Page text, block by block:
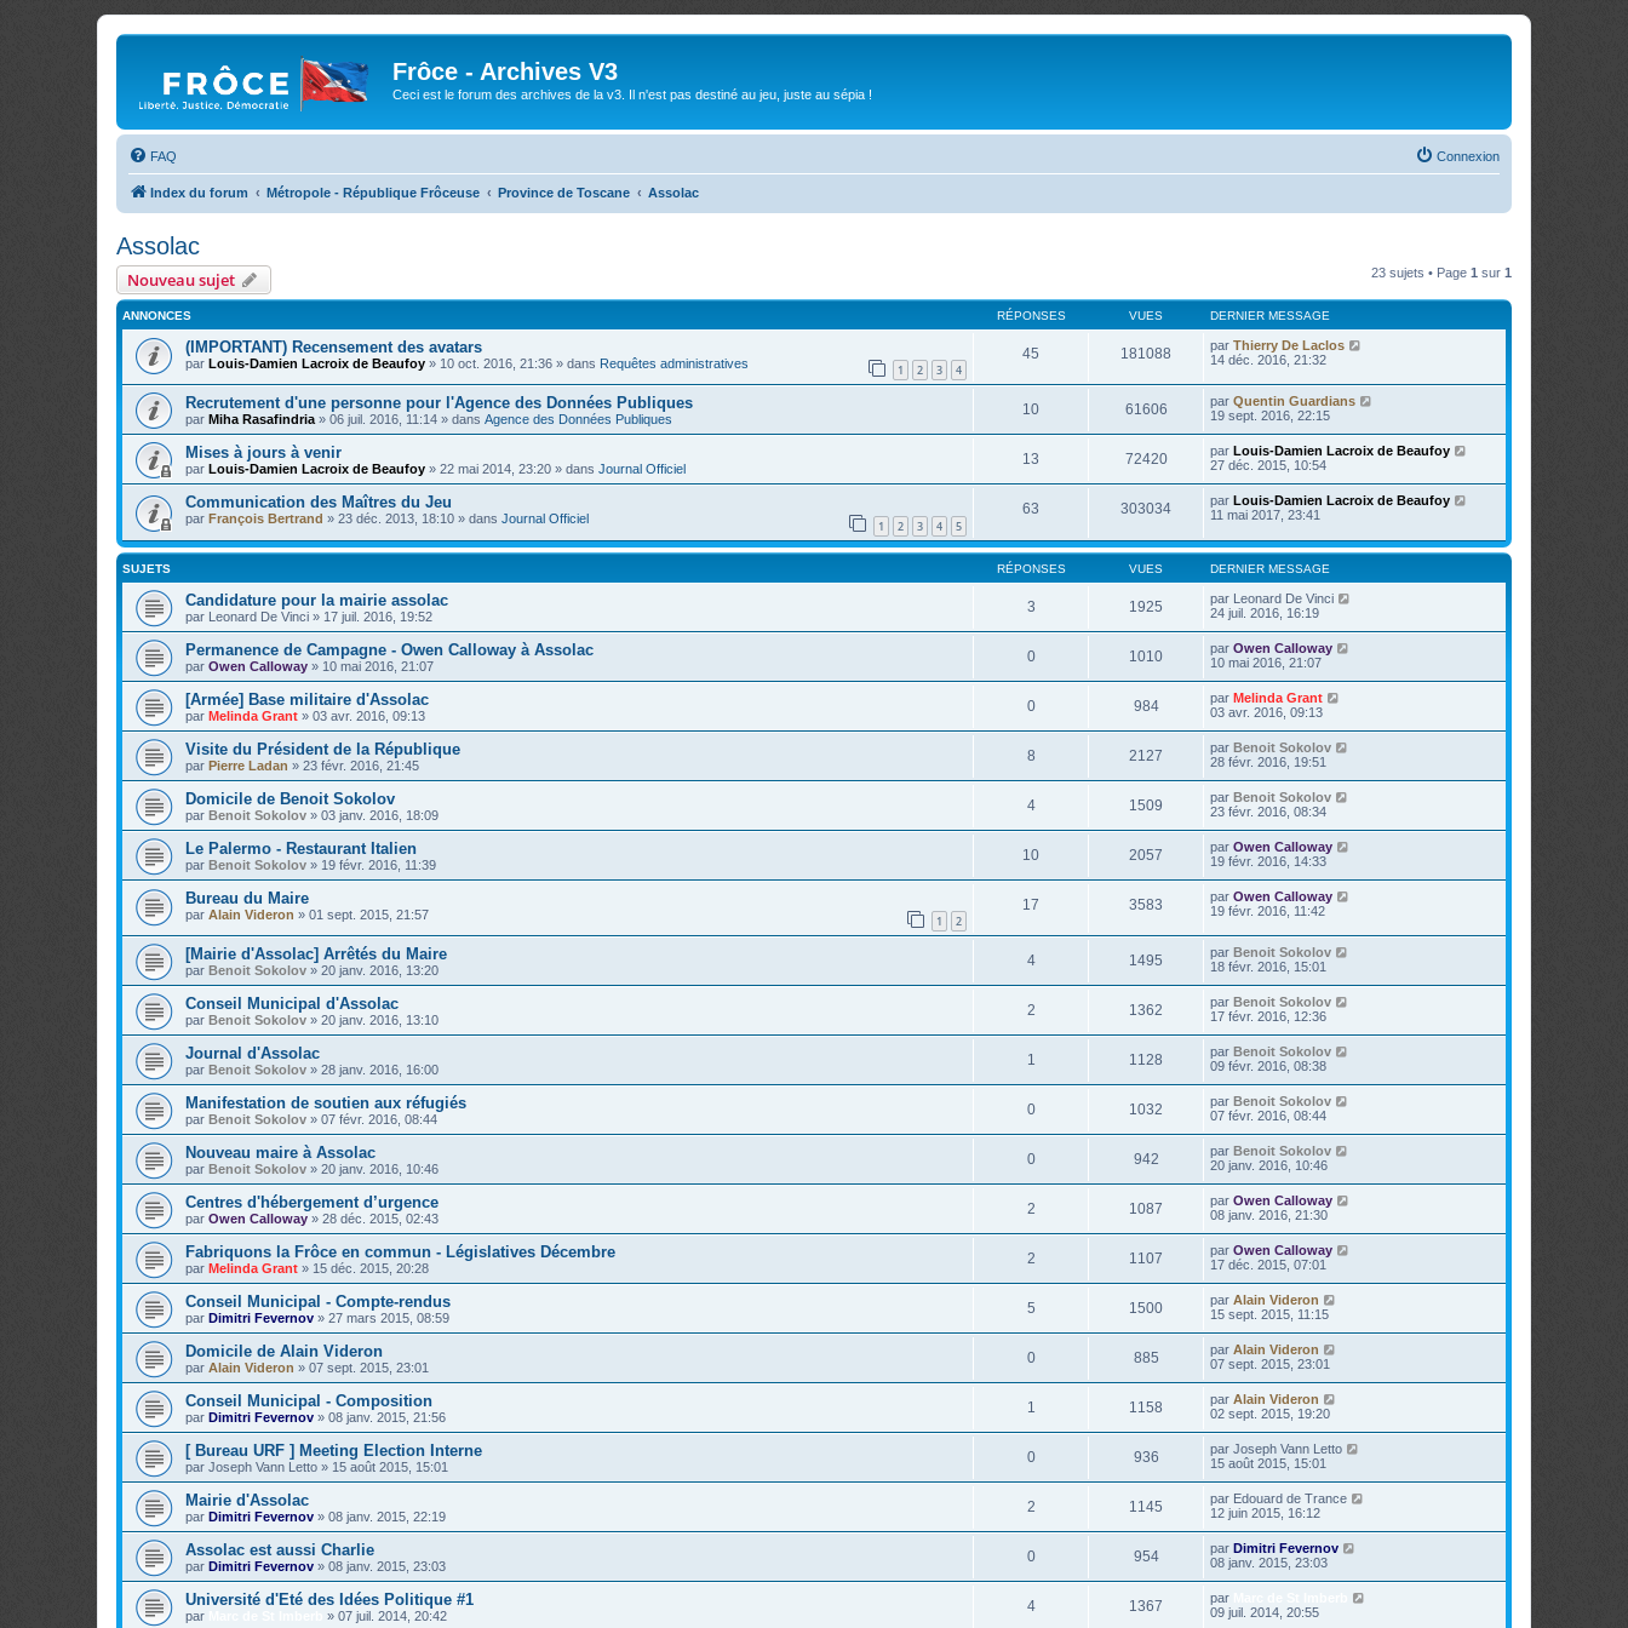
Frôce - Archives V3
Ceci est le forum des archives de la v3. Il n'est pas destiné au jeu, juste au sépia !
FAQ Connexion
Index du forum Métropole - République Frôceuse Province de Toscane Assolac
Assolac
Nouveau sujet 23 sujets • Page 1 sur 1
ANNONCES RÉPONSES VUES DERNIER MESSAGE
(IMPORTANT) Recensement des avatars
par Louis-Damien Lacroix de Beaufoy » 10 oct. 2016, 21:36 » dans Requêtes administratives 1 2 3 4
45 181088 par Thierry De Laclos
14 déc. 2016, 21:32
Recrutement d'une personne pour l'Agence des Données Publiques
par Miha Rasafindria » 06 juil. 2016, 11:14 » dans Agence des Données Publiques
10 61606 par Quentin Guardians
19 sept. 2016, 22:15
Mises à jours à venir
par Louis-Damien Lacroix de Beaufoy » 22 mai 2014, 23:20 » dans Journal Officiel
13 72420 par Louis-Damien Lacroix de Beaufoy
27 déc. 2015, 10:54
Communication des Maîtres du Jeu
par François Bertrand » 23 déc. 2013, 18:10 » dans Journal Officiel 1 2 3 4 5
63 303034 par Louis-Damien Lacroix de Beaufoy
11 mai 2017, 23:41
SUJETS RÉPONSES VUES DERNIER MESSAGE
Candidature pour la mairie assolac
par Leonard De Vinci » 17 juil. 2016, 19:52
3 1925 par Leonard De Vinci
24 juil. 2016, 16:19
Permanence de Campagne - Owen Calloway à Assolac
par Owen Calloway » 10 mai 2016, 21:07
0 1010 par Owen Calloway
10 mai 2016, 21:07
[Armée] Base militaire d'Assolac
par Melinda Grant » 03 avr. 2016, 09:13
0 984 par Melinda Grant
03 avr. 2016, 09:13
Visite du Président de la République
par Pierre Ladan » 23 févr. 2016, 21:45
8 2127 par Benoit Sokolov
28 févr. 2016, 19:51
Domicile de Benoit Sokolov
par Benoit Sokolov » 03 janv. 2016, 18:09
4 1509 par Benoit Sokolov
23 févr. 2016, 08:34
Le Palermo - Restaurant Italien
par Benoit Sokolov » 19 févr. 2016, 11:39
10 2057 par Owen Calloway
19 févr. 2016, 14:33
Bureau du Maire
par Alain Videron » 01 sept. 2015, 21:57 1 2
17 3583 par Owen Calloway
19 févr. 2016, 11:42
[Mairie d'Assolac] Arrêtés du Maire
par Benoit Sokolov » 20 janv. 2016, 13:20
4 1495 par Benoit Sokolov
18 févr. 2016, 15:01
Conseil Municipal d'Assolac
par Benoit Sokolov » 20 janv. 2016, 13:10
2 1362 par Benoit Sokolov
17 févr. 2016, 12:36
Journal d'Assolac
par Benoit Sokolov » 28 janv. 2016, 16:00
1 1128 par Benoit Sokolov
09 févr. 2016, 08:38
Manifestation de soutien aux réfugiés
par Benoit Sokolov » 07 févr. 2016, 08:44
0 1032 par Benoit Sokolov
07 févr. 2016, 08:44
Nouveau maire à Assolac
par Benoit Sokolov » 20 janv. 2016, 10:46
0 942 par Benoit Sokolov
20 janv. 2016, 10:46
Centres d'hébergement d’urgence
par Owen Calloway » 28 déc. 2015, 02:43
2 1087 par Owen Calloway
08 janv. 2016, 21:30
Fabriquons la Frôce en commun - Législatives Décembre
par Melinda Grant » 15 déc. 2015, 20:28
2 1107 par Owen Calloway
17 déc. 2015, 07:01
Conseil Municipal - Compte-rendus
par Dimitri Fevernov » 27 mars 2015, 08:59
5 1500 par Alain Videron
15 sept. 2015, 11:15
Domicile de Alain Videron
par Alain Videron » 07 sept. 2015, 23:01
0 885 par Alain Videron
07 sept. 2015, 23:01
Conseil Municipal - Composition
par Dimitri Fevernov » 08 janv. 2015, 21:56
1 1158 par Alain Videron
02 sept. 2015, 19:20
[ Bureau URF ] Meeting Election Interne
par Joseph Vann Letto » 15 août 2015, 15:01
0 936 par Joseph Vann Letto
15 août 2015, 15:01
Mairie d'Assolac
par Dimitri Fevernov » 08 janv. 2015, 22:19
2 1145 par Edouard de Trance
12 juin 2015, 16:12
Assolac est aussi Charlie
par Dimitri Fevernov » 08 janv. 2015, 23:03
0 954 par Dimitri Fevernov
08 janv. 2015, 23:03
Université d'Eté des Idées Politique #1
par » 07 juil. 2014, 20:42
4 1367 par
09 juil. 2014, 20:55